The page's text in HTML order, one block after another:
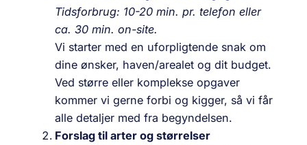
Tidsforbrug: 10-20 min. pr. telefon eller
ca. 30 min. on-site.
Vi starter med en uforpligtende snak om
dine ønsker, haven/arealet og dit budget.
Ved større eller komplekse opgaver
kommer vi gerne forbi og kigger, så vi får
alle detaljer med fra begyndelsen.
Forslag til arter og størrelser